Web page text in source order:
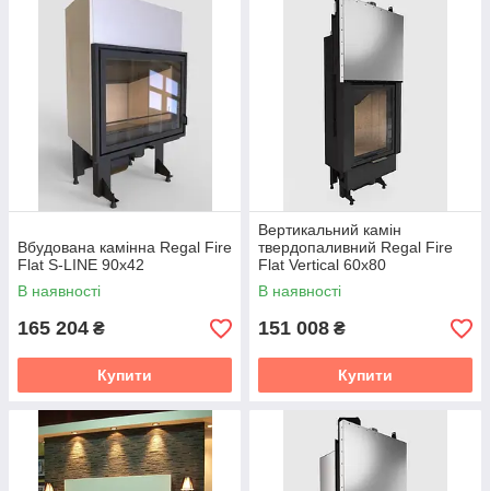
Вбудована камінна Regal Fire
Flat S-LINE 90x42
В наявності
165 204 ₴
Купити
Вертикальний камін
твердопаливний Regal Fire
Flat Vertical 60x80
В наявності
151 008 ₴
Купити